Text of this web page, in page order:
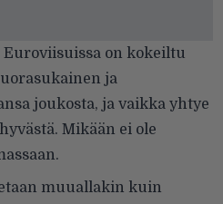
on kokeiltu
ja
joukosta, ja vaikka yhtye
Mikään ei ole
muuallakin kuin